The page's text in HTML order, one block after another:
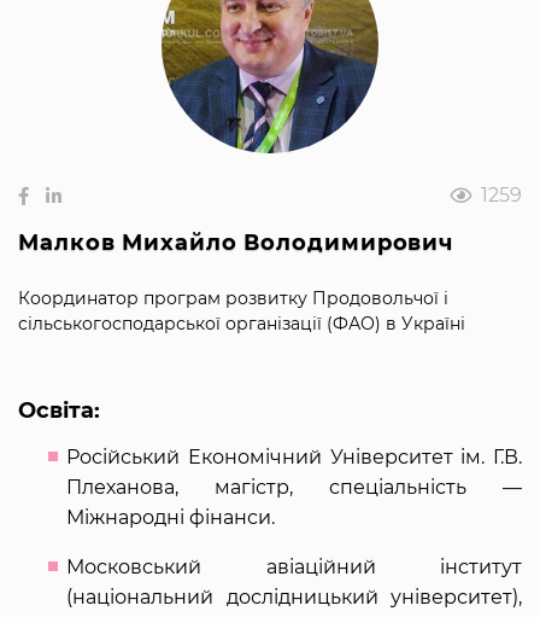
1259
Малков Михайло Володимирович
Координатор програм розвитку Продовольчої і
сільськогосподарської організації (ФАО) в Україні
Освіта:
Російський Економічний Університет ім. Г.В.
Плеханова, магістр, спеціальність —
Міжнародні фінанси.
Московський авіаційний інститут
(національний дослідницький університет),